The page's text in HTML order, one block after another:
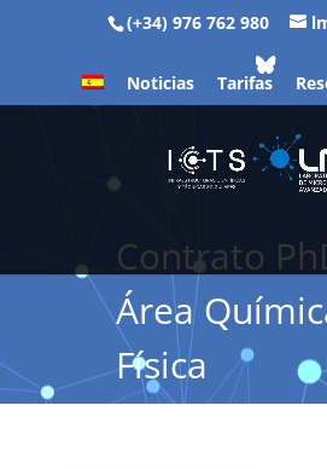
(+34) 976 762 980
Noticias Tarifas
Contrato
Área
Física